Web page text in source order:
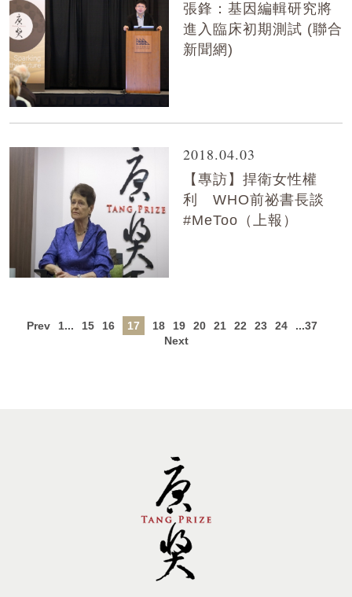
張鋒：基因編輯研究將
進入臨床初期測試 (聯合
新聞網)
2018.04.03
【專訪】捍衛女性權
利 WHO前祕書長談
#MeToo（上報）
Prev 1... 15 16 17 18 19 20 21 22 23 24
...37
Next